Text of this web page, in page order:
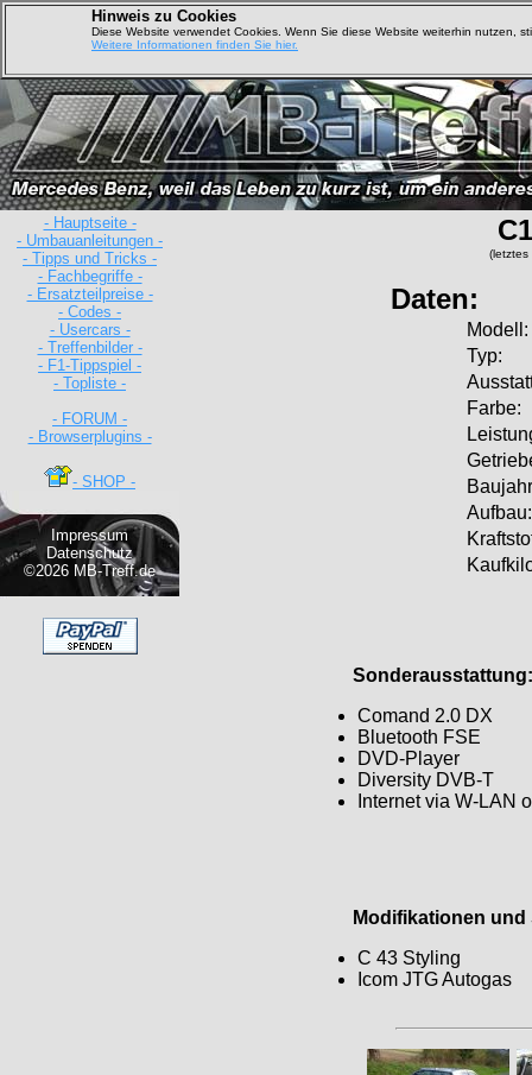
Hinweis zu Cookies
Diese Website verwendet Cookies. Wenn Sie diese Website weiterhin nutzen,
Weitere Informationen finden Sie hier.
- Hauptseite -
- Umbauanleitungen -
- Tipps und Tricks -
- Fachbegriffe -
- Ersatzteilpreise -
- Codes -
- Usercars -
- Treffenbilder -
- F1-Tippspiel -
- Topliste -
- FORUM -
- Browserplugins -
- SHOP -
Impressum
Datenschutz
©2026 MB-Treff.de
(letztes
Daten:
Modell:
Typ:
Farbe:
Aufbau:
Sonderausstattung:
Comand 2.0 DX
Bluetooth FSE
DVD-Player
Diversity DVB-T
Internet via W-LAN
Modifikationen und
C 43 Styling
Icom JTG Autogas